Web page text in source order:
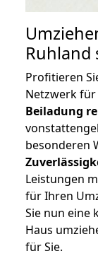
Ruhland
Profitieren
Netzwerk
Beiladung
besonderen
Leistungen
für Ihren
Sie nun eine
Haus
für Sie.